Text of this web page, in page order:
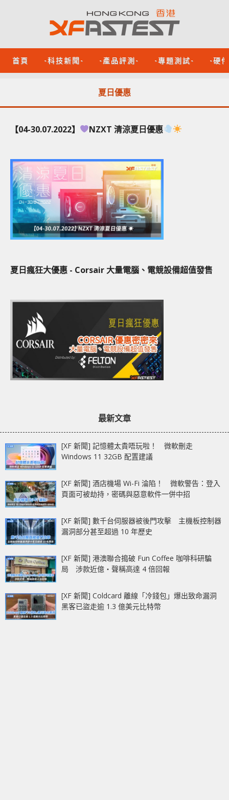
首頁 -科技新聞- -產品評測- -專題測試- -硬
夏日優惠
【04-30.07.2022】 NZXT 清涼夏日優惠
夏日瘋狂大優惠 - Corsair 大量電腦、電競設備超值發售
最新文章
[XF 新聞] 記憶體太貴唔玩啦！ 微軟刪走
Windows 11 32GB 配置建議
[XF 新聞] 酒店機場 Wi-Fi 淪陷！ 微軟警告：登入
頁面可被劫持，密碼與惡意軟件一併中招
[XF 新聞] 數千台伺服器被後門攻擊 主機板控制器
漏洞部分甚至超過 10 年歷史
[XF 新聞] 港澳聯合搗破 Fun Coffee 咖啡科研騙
局 涉款近億‧聲稱高達 4 倍回報
[XF 新聞] Coldcard 離線「冷錢包」爆出致命漏洞
黑客已盜走逾 1.3 億美元比特幣